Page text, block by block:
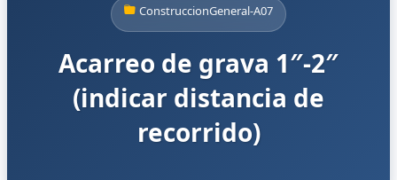
ConstruccionGeneral-A07
Acarreo de grava 1″-2″
(indicar distancia de
recorrido)